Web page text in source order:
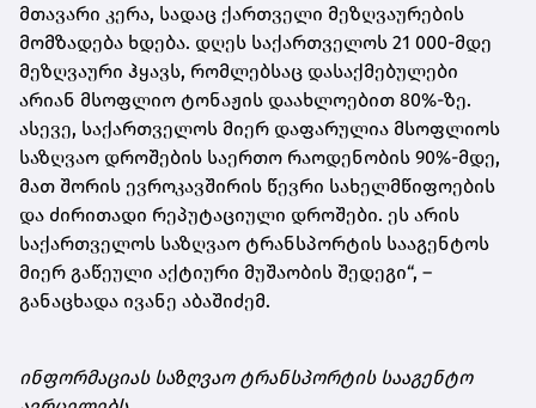
მთავარი კერა, სადაც ქართველი მეზღვაურების
მომზადება ხდება. დღეს საქართველოს 21 000-მდე
მეზღვაური ჰყავს, რომლებსაც დასაქმებულები
არიან მსოფლიო ტონაჟის დაახლოებით 80%-ზე.
ასევე, საქართველოს მიერ დაფარულია მსოფლიოს
საზღვაო დროშების საერთო რაოდენობის 90%-მდე,
მათ შორის ევროკავშირის წევრი სახელმწიფოების
და ძირითადი რეპუტაციული დროშები. ეს არის
საქართველოს საზღვაო ტრანსპორტის სააგენტოს
მიერ გაწეული აქტიური მუშაობის შედეგი“, –
განაცხადა ივანე აბაშიძემ.
ინფორმაციას საზღვაო ტრანსპორტის სააგენტო